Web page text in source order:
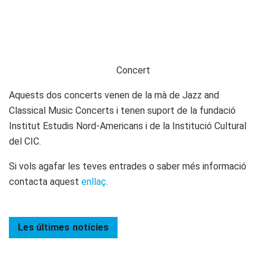
Concert
Aquests dos concerts venen de la mà de Jazz and
Classical Music Concerts i tenen suport de la fundació
Institut Estudis Nord-Americans i de la Institució Cultural
del CIC.
Si vols agafar les teves entrades o saber més informació
contacta aquest enllaç.
Les últimes notícies